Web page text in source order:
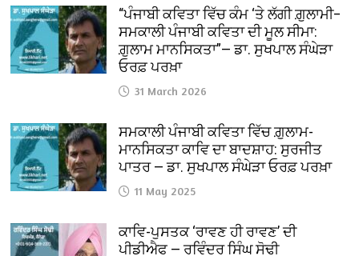
“ਪੰਜਾਬੀ ਕਵਿਤਾ ਵਿੱਚ ਕੰਮ ‘ਤੇ ਲੱਗੀ ਗ਼ੁਲਾਮੀ–
ਸਮਕਾਲੀ ਪੰਜਾਬੀ ਕਵਿਤਾ ਦੀ ਮੂਲ ਸੀਮਾ:
ਗ਼ੁਲਾਮ ਮਾਨਸਿਕਤਾ”— ਡਾ. ਸੁਖਪਾਲ ਸੰਘੇੜਾ
ਓਰਫ਼ ਪਰਖ਼ਾ
31 March 2026
ਸਮਕਾਲੀ ਪੰਜਾਬੀ ਕਵਿਤਾ ਵਿੱਚ ਗ਼ੁਲਾਮ-
ਮਾਨਸਿਕਤਾ ਕਾਵਿ ਦਾ ਬਾਦਸ਼ਾਹ: ਸੁਰਜੀਤ
ਪਾਤਰ — ਡਾ. ਸੁਖਪਾਲ ਸੰਘੇੜਾ ਓਰਫ਼ ਪਰਖ਼ਾ
11 May 2025
ਕਾਵਿ-ਪੁਸਤਕ ‘ਰਾਵਣ ਹੀ ਰਾਵਣ’ ਦੀ
ਪੀਡੀਐਫ — ਰਵਿੰਦਰ ਸਿੰਘ ਸੋਢੀ